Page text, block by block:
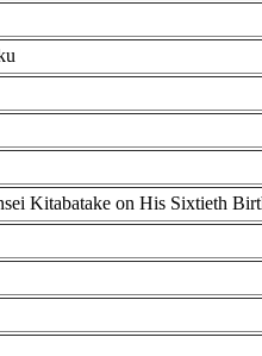
Kitabatake on His Sixtieth